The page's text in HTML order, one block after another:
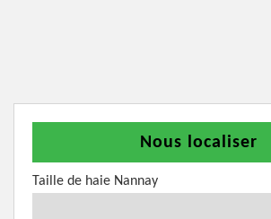
Nous localiser
Taille de haie Nannay